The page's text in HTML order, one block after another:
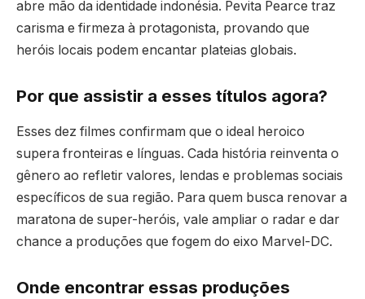
abre mão da identidade indonésia. Pevita Pearce traz
carisma e firmeza à protagonista, provando que
heróis locais podem encantar plateias globais.
Por que assistir a esses títulos agora?
Esses dez filmes confirmam que o ideal heroico
supera fronteiras e línguas. Cada história reinventa o
gênero ao refletir valores, lendas e problemas sociais
específicos de sua região. Para quem busca renovar a
maratona de super-heróis, vale ampliar o radar e dar
chance a produções que fogem do eixo Marvel-DC.
Onde encontrar essas produções